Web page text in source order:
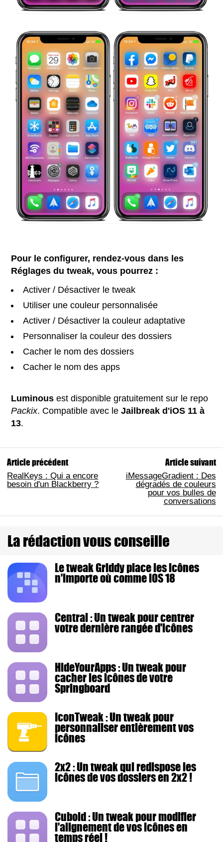
Pour le configurer, rendez-vous dans les
Réglages du tweak, vous pourrez :
Activer / Désactiver le tweak
Utiliser une couleur personnalisée
Activer / Désactiver la couleur adaptative
Personnaliser la couleur des dossiers
Cacher le nom des dossiers
Cacher le nom des apps
Luminous est disponible gratuitement sur le repo
Packix. Compatible avec leJailbreak d'iOS 11 à
13.
Article précédent
RealKeys : Qui a encore
besoin d'un Blackberry ?
Article suivant
iMessageGradient : Des
dégradés de couleurs
pour vos bulles de
conversations
La rédaction vous conseille
Le tweak Griddy place les icônes
n'importe où comme iOS 18
Central : Un tweak pour centrer
votre dernière rangée d'icônes
HideYourApps : Un tweak pour
cacher les icônes de votre
Springboard
IconTweak : Un tweak pour
personnaliser entièrement vos
icônes
2x2 : Un tweak qui redispose les
icônes de vos dossiers en 2x2 !
Cuboid : Un tweak pour modifier
l'alignement de vos icônes en
temps réel !